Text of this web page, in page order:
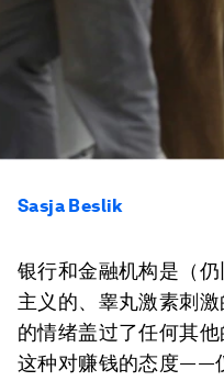
Sasja Beslik
银行和金融机构是（
主义的、睾丸激素刺
的情绪盖过了任何其他
这种对赚钱的态度——